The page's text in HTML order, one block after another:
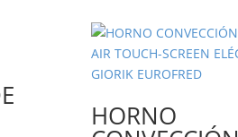
HORNO